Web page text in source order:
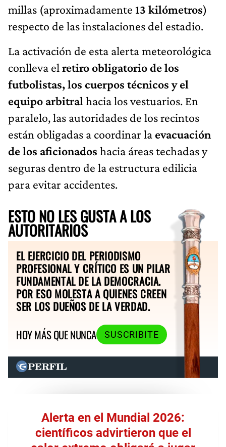
millas (aproximadamente 13 kilómetros)
respecto de las instalaciones del estadio.
La activación de esta alerta meteorológica
conlleva el retiro obligatorio de los
futbolistas, los cuerpos técnicos y el
equipo arbitral hacia los vestuarios. En
paralelo, las autoridades de los recintos
están obligadas a coordinar la evacuación
de los aficionados hacia áreas techadas y
seguras dentro de la estructura edilicia
para evitar accidentes.
ESTO NO LES GUSTA A LOS
AUTORITARIOS
EL EJERCICIO DEL PERIODISMO
PROFESIONAL Y CRÍTICO ES UN PILAR
FUNDAMENTAL DE LA DEMOCRACIA.
POR ESO MOLESTA A QUIENES CREEN
SER LOS DUEÑOS DE LA VERDAD.
HOY MÁS QUE NUNCA
SUSCRIBITE
Alerta en el Mundial 2026:
científicos advirtieron que el